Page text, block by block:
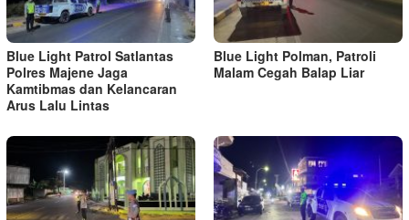
Blue Light Patrol Satlantas
Polres Majene Jaga
Kamtibmas dan Kelancaran
Arus Lalu Lintas
Blue Light Polman, Patroli
Malam Cegah Balap Liar